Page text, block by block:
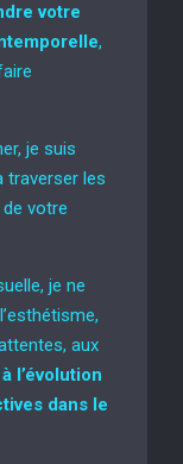
votre
,
je suis
traverser les
votre
je ne
aux
à l’évolution
dans le